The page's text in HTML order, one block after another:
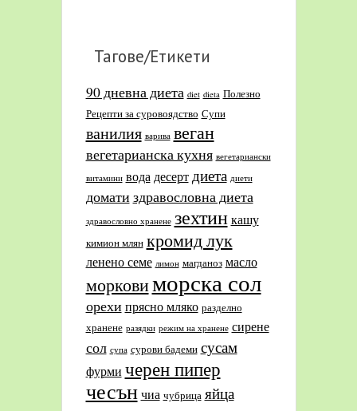
Тагове/Етикети
90 дневна диета diet dieta Полезно
Рецепти за суровоядство Супи
ванилия варива веган
вегетарианска кухня вегетариански
витамини вода десерт диета диети
домати здравословна диета
здравословно хранене зехтин кашу
кимион млян кромид лук
ленено семе лимон магданоз масло
морковиморска сол
орехи прясно мляко разделно
хранене разядки режим на хранене сирене
сол супа сурови бадеми сусам
фурми черен пипер
чесън чиа чубрица яйца